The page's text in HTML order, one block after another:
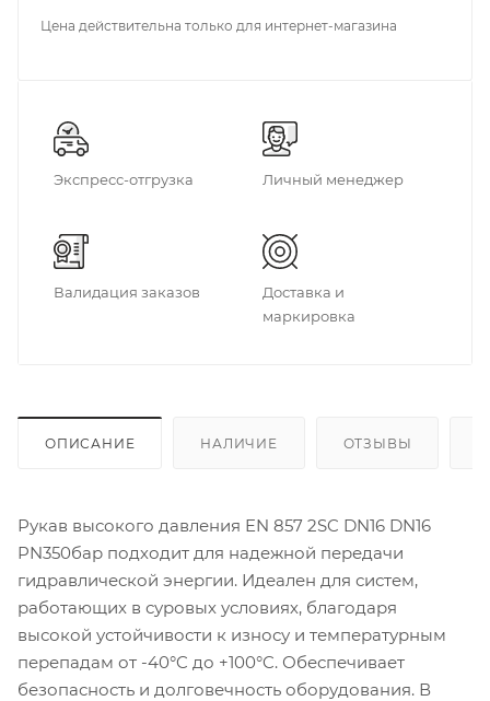
Цена действительна только для интернет-магазина
Экспресс-отгрузка Личный менеджер
Валидация заказов
Доставка и
маркировка
ОПИСАНИЕ НАЛИЧИЕ ОТЗЫВЫ
Рукав высокого давления EN 857 2SC DN16 DN16
PN350бар подходит для надежной передачи
гидравлической энергии. Идеален для систем,
работающих в суровых условиях, благодаря
высокой устойчивости к износу и температурным
перепадам от -40°C до +100°C. Обеспечивает
безопасность и долговечность оборудования. В